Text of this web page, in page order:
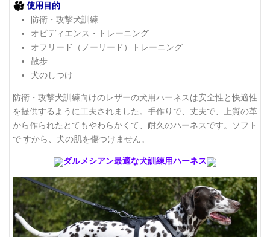
使用目的
防衛・攻撃犬訓練
オビディエンス・トレーニング
オフリード（ノーリード）トレーニング
散歩
犬のしつけ
防衛・攻撃犬訓練向けのレザーの犬用ハーネスは安全性と快適性
を提供するように工夫されました。手作りで、丈夫で、上質の革
から作られたとてもやわらかくて、耐久のハーネスです。ソフト
で すから、犬の肌を傷つけません。
ダルメシアン最適な犬訓練用ハーネス